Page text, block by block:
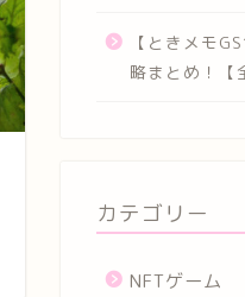
【ときメモ
略まとめ！【
カテゴリー
NFTゲーム